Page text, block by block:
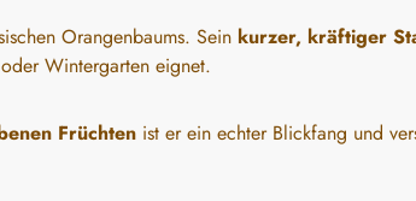
Orangenbaums. Sein kurzer, kräftiger
Wintergarten eignet.
Früchten ist er ein echter Blickfang und